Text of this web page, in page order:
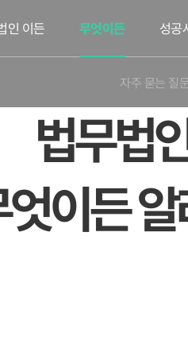
인 이든 무엇이든
자주 묻는 질문
성공
법무법
이든